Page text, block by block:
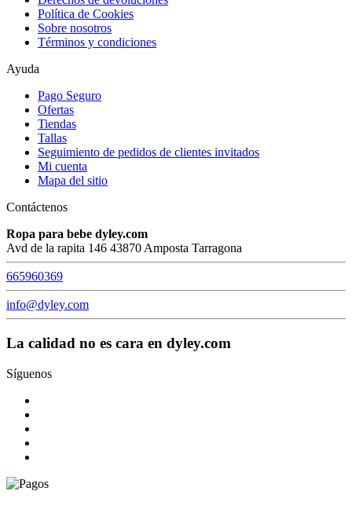
Política de Cookies
Sobre nosotros
Términos y condiciones
Ayuda
Pago Seguro
Ofertas
Tiendas
Tallas
Seguimiento de pedidos de clientes invitados
Mi cuenta
Mapa del sitio
Contáctenos
Ropa para bebe dyley.com
Avd de la rapita 146 43870 Amposta Tarragona
665960369
info@dyley.com
La calidad no es cara en dyley.com
Síguenos